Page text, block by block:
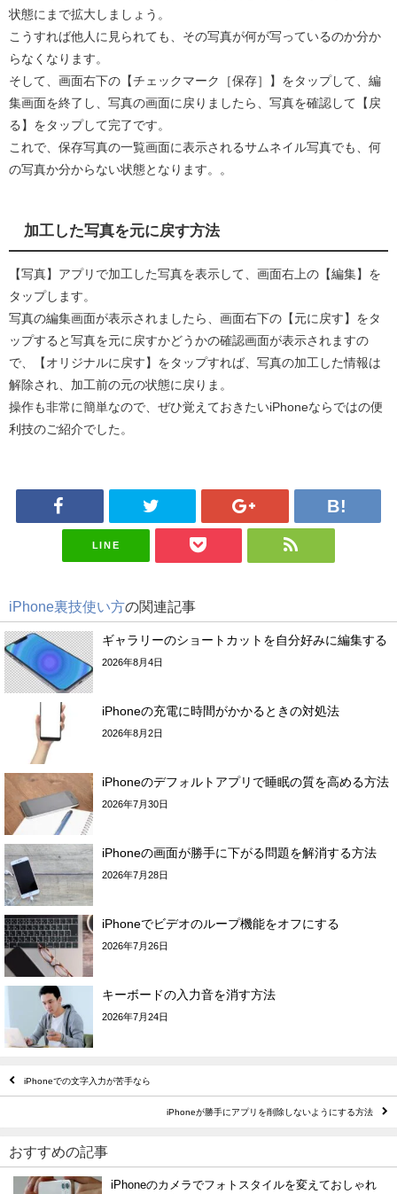
状態にまで拡大しましょう。
こうすれば他人に見られても、その写真が何が写っているのか分か
らなくなります。
そして、画面右下の【チェックマーク［保存］】をタップして、編
集画面を終了し、写真の画面に戻りましたら、写真を確認して【戻
る】をタップして完了です。
これで、保存写真の一覧画面に表示されるサムネイル写真でも、何
の写真か分からない状態となります。。
加工した写真を元に戻す方法
【写真】アプリで加工した写真を表示して、画面右上の【編集】を
タップします。
写真の編集画面が表示されましたら、画面右下の【元に戻す】をタ
ップすると写真を元に戻すかどうかの確認画面が表示されますの
で、【オリジナルに戻す】をタップすれば、写真の加工した情報は
解除され、加工前の元の状態に戻りま。
操作も非常に簡単なので、ぜひ覚えておきたいiPhoneならではの便
利技のご紹介でした。
LINE
iPhone裏技使い方の関連記事
ギャラリーのショートカットを自分好みに編集する
2026年8月4日
iPhoneの充電に時間がかかるときの対処法
2026年8月2日
iPhoneのデフォルトアプリで睡眠の質を高める方法
2026年7月30日
iPhoneの画面が勝手に下がる問題を解消する方法
2026年7月28日
iPhoneでビデオのループ機能をオフにする
2026年7月26日
キーボードの入力音を消す方法
2026年7月24日
iPhoneでの文字入力が苦手なら
iPhoneが勝手にアプリを削除しないようにする方法
おすすめの記事
iPhoneのカメラでフォトスタイルを変えておしゃれ